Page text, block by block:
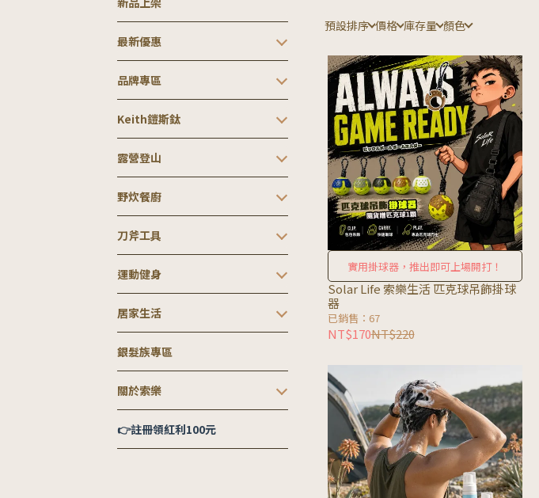
最新優惠
品牌專區
Keith鎧斯鈦
露營登山
野炊餐廚
刀斧工具
運動健身
居家生活
銀髮族專區
關於索樂
👉註冊領紅利100元
預設排序 價格 庫存量 顏色
實用掛球器，推出即可上場開打！
Solar Life 索樂生活 匹克球吊飾掛球
器
已銷售：67
NT$170NT$220